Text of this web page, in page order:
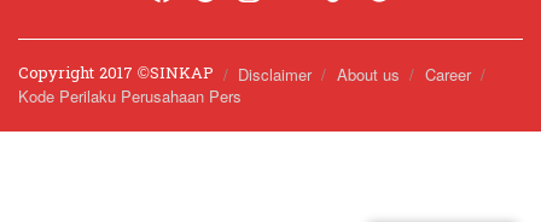
Copyright 2017 ©️SINKAP Disclaimer About us
Career
Kode Perilaku Perusahaan Pers